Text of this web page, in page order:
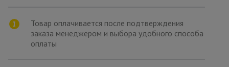
Техника
для
склада
Товар оплачивается после подтверждения
заказа менеджером и выбора удобного способа
оплаты